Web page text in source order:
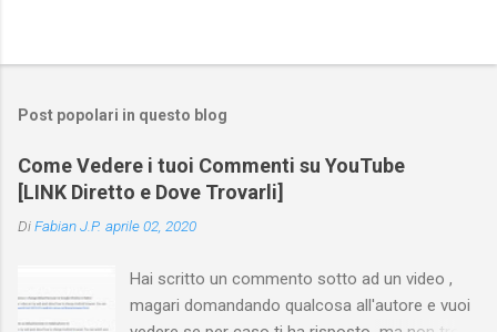
Post popolari in questo blog
Come Vedere i tuoi Commenti su YouTube
[LINK Diretto e Dove Trovarli]
DiFabian J.P. aprile 02, 2020
Hai scritto un commento sotto ad un video ,
magari domandando qualcosa all'autore e vuoi